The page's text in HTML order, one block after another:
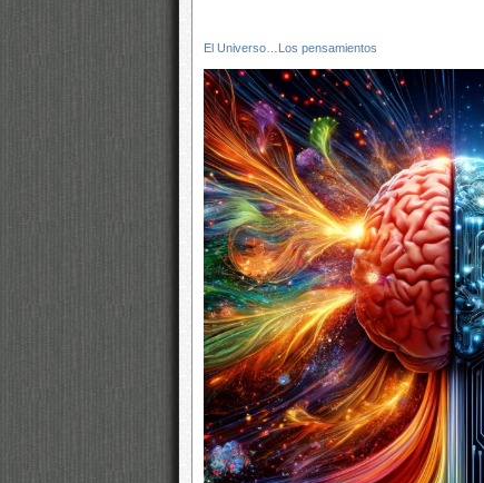
El Universo…Los pensamientos